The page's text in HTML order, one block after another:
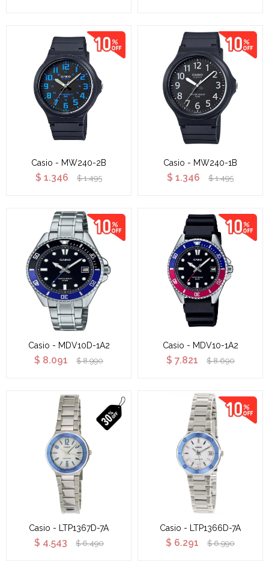
Casio - MW240-2B
$ 1.346 $ 1.495
Casio - MW240-1B
$ 1.346 $ 1.495
Casio - MDV10D-1A2
$ 8.091 $ 8.990
Casio - MDV10-1A2
$ 7.821 $ 8.690
Casio - LTP1367D-7A
$ 4.543 $ 6.490
Casio - LTP1366D-7A
$ 6.291 $ 6.990